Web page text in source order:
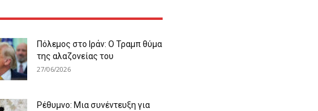
Πόλεμος στο Ιράν: Ο Τραμπ θύμα
της αλαζονείας του
27/06/2026
Ρέθυμνο: Μια συνέντευξη για